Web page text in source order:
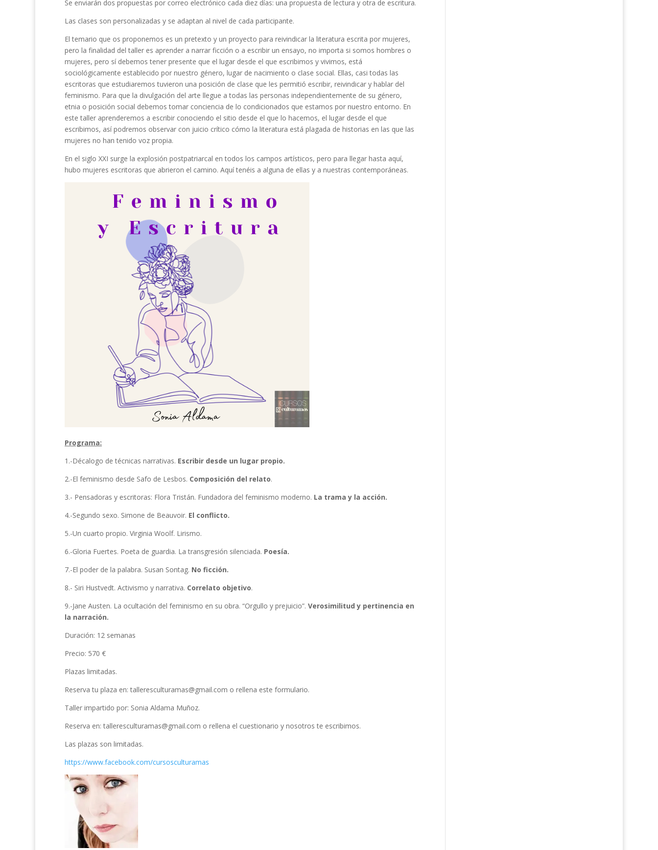
Se enviarán dos propuestas por correo electrónico cada diez días: una propuesta de lectura y otra de escritura.
Las clases son personalizadas y se adaptan al nivel de cada participante.
El temario que os proponemos es un pretexto y un proyecto para reivindicar la literatura escrita por mujeres,
pero la finalidad del taller es aprender a narrar ficción o a escribir un ensayo, no importa si somos hombres o
mujeres, pero sí debemos tener presente que el lugar desde el que escribimos y vivimos, está
sociológicamente establecido por nuestro género, lugar de nacimiento o clase social. Ellas, casi todas las
escritoras que estudiaremos tuvieron una posición de clase que les permitió escribir, reivindicar y hablar del
feminismo. Para que la divulgación del arte llegue a todas las personas independientemente de su género,
etnia o posición social debemos tomar conciencia de lo condicionados que estamos por nuestro entorno. En
este taller aprenderemos a escribir conociendo el sitio desde el que lo hacemos, el lugar desde el que
escribimos, así podremos observar con juicio crítico cómo la literatura está plagada de historias en las que las
mujeres no han tenido voz propia.
En el siglo XXI surge la explosión postpatriarcal en todos los campos artísticos, pero para llegar hasta aquí,
hubo mujeres escritoras que abrieron el camino. Aquí tenéis a alguna de ellas y a nuestras contemporáneas.
Programa:
1.-Décalogo de técnicas narrativas. Escribir desde un lugar propio.
2.-El feminismo desde Safo de Lesbos. Composición del relato.
3.- Pensadoras y escritoras: Flora Tristán. Fundadora del feminismo moderno. La trama y la acción.
4.-Segundo sexo. Simone de Beauvoir. El conflicto.
5.-Un cuarto propio. Virginia Woolf. Lirismo.
6.-Gloria Fuertes. Poeta de guardia. La transgresión silenciada. Poesía.
7.-El poder de la palabra. Susan Sontag. No ficción.
8.- Siri Hustvedt. Activismo y narrativa. Correlato objetivo.
9.-Jane Austen. La ocultación del feminismo en su obra. “Orgullo y prejuicio”. Verosimilitud y pertinencia en
la narración.
Duración: 12 semanas
Precio: 570 €
Plazas limitadas.
Reserva tu plaza en: talleresculturamas@gmail.com o rellena este formulario.
Taller impartido por: Sonia Aldama Muñoz.
Reserva en: talleresculturamas@gmail.com o rellena el cuestionario y nosotros te escribimos.
Las plazas son limitadas.
https://www.facebook.com/cursosculturamas